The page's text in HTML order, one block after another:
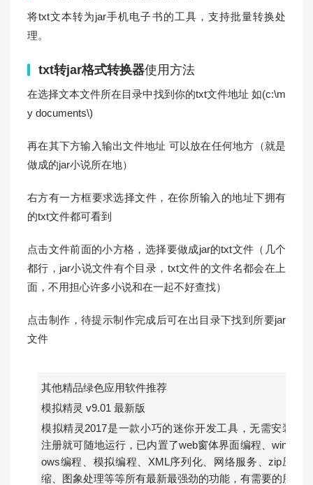
将txt文本转为jar手机电子书的工具，支持批量转换处
理。
txt转jar格式转换器使用方法
在选择文本文件所在目录中找到你的txt文件地址 如(c:\m
y documents\)
再在其下方输入输出文件地址 可以放在任何地方（就是
做成的jar小说所在地）
右方有一方框要求选择文件，在你所输入的地址下拥有
的txt文件都可看到
点击文件前面的小方格，选择要做成jar的txt文件（几个
都行，jar小说文件有个目录，txt文件的文件名都会在上
面，不用担心许多小说和在一起不好查找）
点击制作，待提示制作完成后可在出目录下找到所要jar
文件
其他精品绿色应用软件推荐
模拟精灵 v9.01 最新版
模拟精灵2017是一款小巧的迷你开发工具，无需安装
注册就可随地运行，已内置了web窗体界面编程、wind
ows编程、模拟编程、XML序列化、网络服务、zip压
缩、图象处理等等所有最新最强劲的功能，有需要的朋